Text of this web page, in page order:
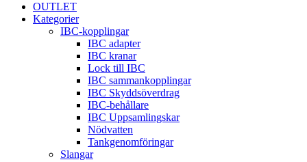
OUTLET
Kategorier
IBC-kopplingar
IBC adapter
IBC kranar
Lock till IBC
IBC sammankopplingar
IBC Skyddsöverdrag
IBC-behållare
IBC Uppsamlingskar
Nödvatten
Tankgenomföringar
Slangar